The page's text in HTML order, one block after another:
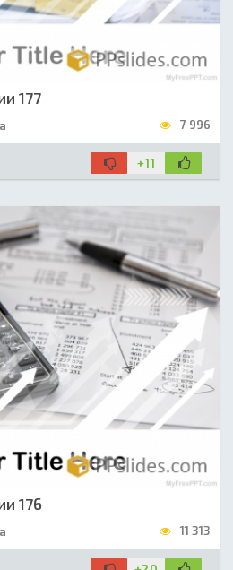
177
7 996
+11
176
11 313